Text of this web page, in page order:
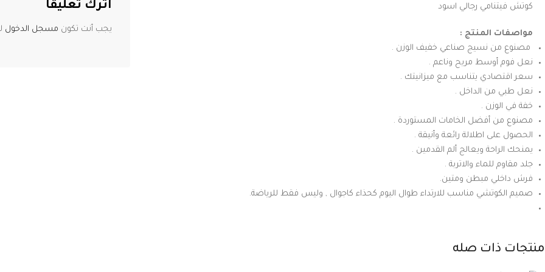
كوتش فيتنامي رجالي اسود
مواصفات المنتج :
مصنوع من نسيج صناعي خفيف الوزن .
نعل فوم أوسط مريح وناعم .
سعر اقتصادي يتناسب مع ميزانيتك .
نعل طبي من الداخل .
خفة في الوزن .
مصنوع من أفضل الخامات المستوردة .
الحصول على اطلالة رائعة وأنيقة .
يمنحك الراحة ويعالج ألم القدمين .
جلد مقاوم للماء والاتربة .
فرش داخلي مبطن ومتين.
صميم الكوتشي مناسب للارتداء طوال اليوم كحذاء كاجوال , وليس فقط للرياضة.
اترك تعليقاً
يجب أنت تكون مسجل الدخول
منتجات ذات صله